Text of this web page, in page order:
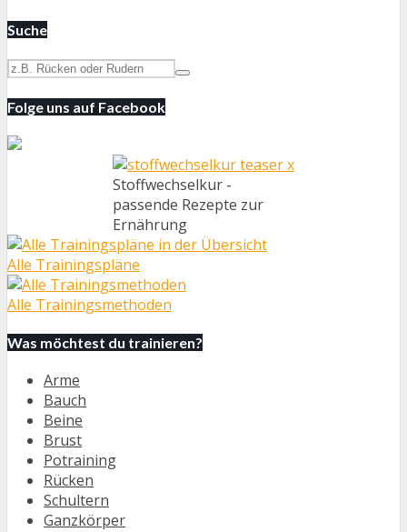
Suche
Folge uns auf Facebook
Stoffwechselkur -
passende Rezepte zur
Ernährung
Alle Trainingspläne
Alle Trainingsmethoden
Was möchtest du trainieren?
Arme
Bauch
Beine
Brust
Potraining
Rücken
Schultern
Ganzkörper